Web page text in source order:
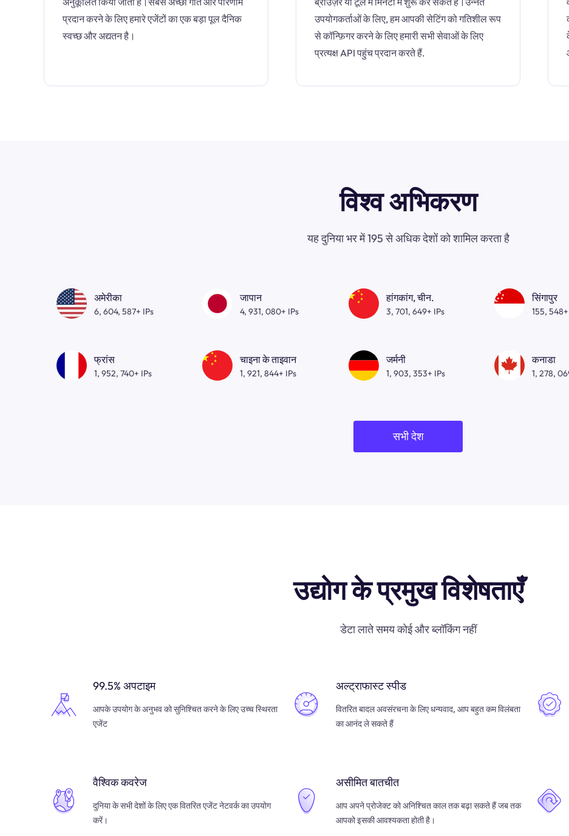
प्रदान करने के लिए हमारे एजेंटों का एक बड़ा पूल दैनिक
स्वच्छ और अद्यतन है।
उपयोगकर्ताओं के लिए, हम आपकी सेटिंग को गतिशील रूप
से कॉन्फ़िगर करने के लिए हमारी सभी सेवाओं के लिए
प्रत्यक्ष API पहुंच प्रदान करते हैं.
विश्व अभिकरण
यह दुनिया भर में 195 से अधिक देशों को शामिल करता है
अमेरीका
6, 604, 587+ IPs
जापान
4, 931, 080+ IPs
हांगकांग, चीन.
3, 701, 649+ IPs
सिंगापुर
155,
फ्रांस
1, 952, 740+ IPs
चाइना के ताइवान
1, 921, 844+ IPs
जर्मनी
1, 903, 353+ IPs
कनाडा
1, 278,
सभी देश
उद्योग के प्रमुख विशेषताएँ
डेटा लाते समय कोई और ब्लॉकिंग नहीं
99.5% अपटाइम
आपके उपयोग के अनुभव को सुनिश्चित करने के लिए उच्च स्थिरता
एजेंट
अल्ट्राफास्ट स्पीड
वितरित बादल अवसंरचना के लिए धन्यवाद, आप बहुत कम विलंबता
का आनंद ले सकते हैं
वैश्विक कवरेज
दुनिया के सभी देशों के लिए एक वितरित एजेंट नेटवर्क का उपयोग
करें।
असीमित बातचीत
आप अपने प्रोजेक्ट को अनिश्चित काल तक बढ़ा सकते हैं जब तक
आपको इसकी आवश्यकता होती है।